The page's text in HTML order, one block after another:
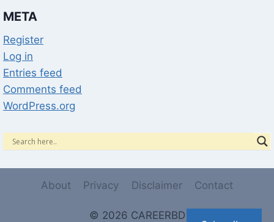
META
Register
Log in
Entries feed
Comments feed
WordPress.org
About Privacy Disclaimer Contact
© 2026 CAREERBD